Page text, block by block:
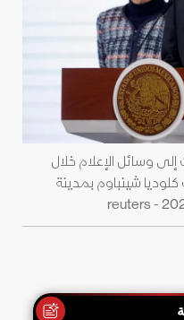
إلى وسائل الإعلام خلال
شينباوم بمدينة